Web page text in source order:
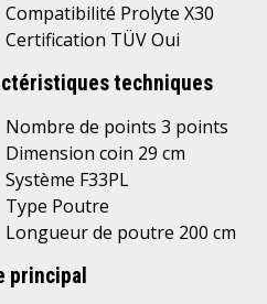
Compatibilité Prolyte X30
Certification TÜVOui
techniques
Nombre de points 3 points
Dimension coin 29 cm
Système F33PL
Type Poutre
Longueur de poutre 200 cm
principal